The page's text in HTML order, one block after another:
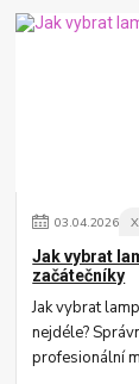
03.04.2026
Jak vybrat
začátečníky
Jak vybrat
nejdéle?
profesionální